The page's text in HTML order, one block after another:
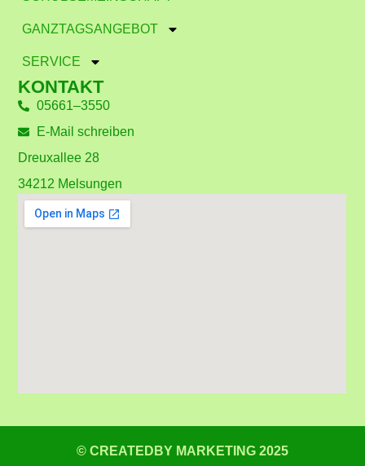
GANZTAGSANGEBOT
SERVICE
KONTAKT
05661–3550
E-Mail schreiben
Dreuxallee 28
34212 Melsungen
© CREATEDBY MARKETING 2025